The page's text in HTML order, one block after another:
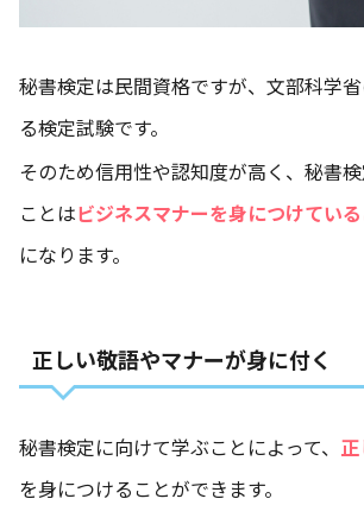
秘書検定は民間資格ですが、文部科学
る検定試験です。
そのため信用性や認知度が高く、秘書
ことはビジネスマナーを身につけてい
になります。
正しい敬語やマナーが身に付く
秘書検定に向けて学ぶことによって、
を身につけることができます。